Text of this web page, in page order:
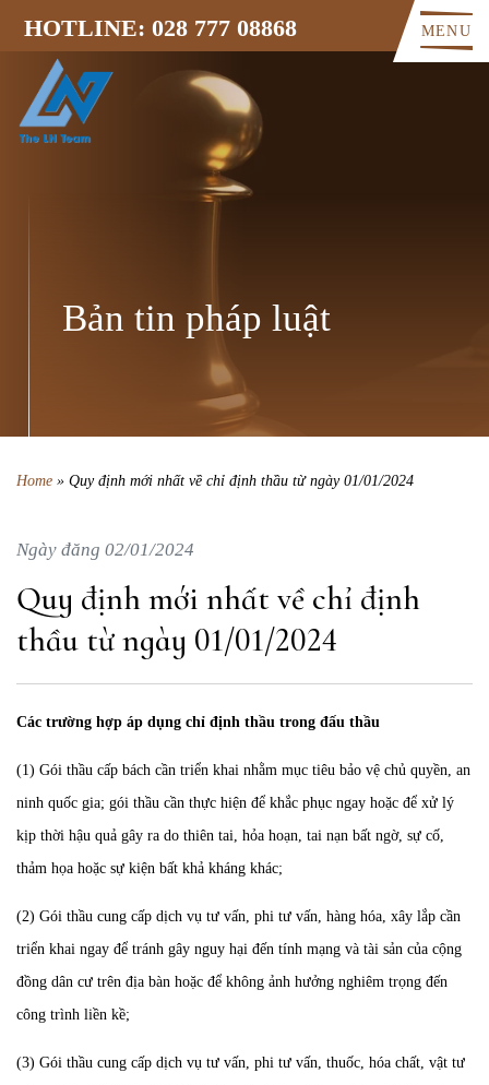
HOTLINE: 028 777 08868 MENU
Bản tin pháp luật
Home » Quy định mới nhất về chỉ định thầu từ ngày 01/01/2024
Ngày đăng 02/01/2024
Quy định mới nhất về chỉ định
thầu từ ngày 01/01/2024
Các trường hợp áp dụng chỉ định thầu trong đấu thầu
(1) Gói thầu cấp bách cần triển khai nhằm mục tiêu bảo vệ chủ quyền, an
ninh quốc gia; gói thầu cần thực hiện để khắc phục ngay hoặc để xử lý
kịp thời hậu quả gây ra do thiên tai, hỏa hoạn, tai nạn bất ngờ, sự cố,
thảm họa hoặc sự kiện bất khả kháng khác;
(2) Gói thầu cung cấp dịch vụ tư vấn, phi tư vấn, hàng hóa, xây lắp cần
triển khai ngay để tránh gây nguy hại đến tính mạng và tài sản của cộng
đồng dân cư trên địa bàn hoặc để không ảnh hưởng nghiêm trọng đến
công trình liền kề;
(3) Gói thầu cung cấp dịch vụ tư vấn, phi tư vấn, thuốc, hóa chất, vật tư